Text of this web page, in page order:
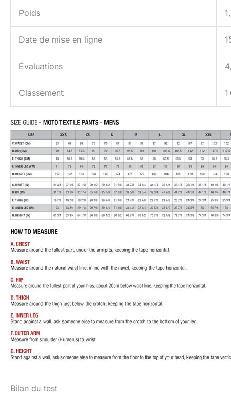
Poids
Date de mise en ligne
Évaluations
Classement
Bilan du test